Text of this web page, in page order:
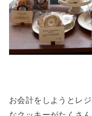
お会計をしようとレ